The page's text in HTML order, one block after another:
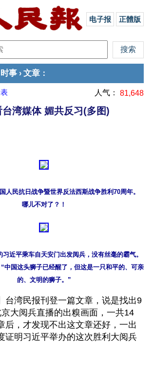
电子报 正體版
时事 › 文章 ：
人气： 81,648
湾媒体 媚共反习(多图)
人民抗日战争暨世界反法西斯战争胜利70周年。
哪儿不对了？！
近平乘车自天安门出发阅兵，没有丝毫的霸气。
中国这头狮子已经醒了，但这是一只和平的、可亲
的、文明的狮子。”
台湾民报刊登一篇文章，说是找出9
大阅兵直播的出糗画面，一共14
后，才发现不出这文章还好，一出
证明习近平举办的这次胜利大阅兵